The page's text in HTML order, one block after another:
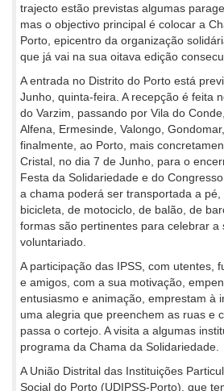
trajecto estão previstas algumas
mas o objectivo principal é colocar a
Porto, epicentro da organização
que já vai na sua oitava edição
A entrada no Distrito do Porto está
Junho, quinta-feira. A recepção é feita
do Varzim, passando por Vila do
Alfena, Ermesinde, Valongo,
finalmente, ao Porto, mais
Cristal, no dia 7 de Junho, para o
Festa da Solidariedade e do
a chama poderá ser transportada a
bicicleta, de motociclo, de balão, de
formas são pertinentes para celebrar a
voluntariado.
A participação das IPSS, com utentes,
e amigos, com a sua motivação,
entusiasmo e animação, emprestam à
uma alegria que preenchem as ruas e
passa o cortejo. A visita a algumas
programa da Chama da Solidariedade.
A União Distrital das Instituições
Social do Porto (UDIPSS-Porto), que